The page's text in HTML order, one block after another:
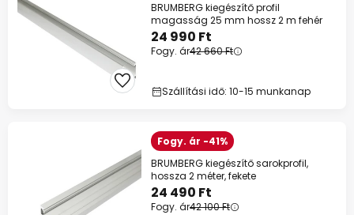
BRUMBERG kiegészítő profil
magasság 25 mm hossz 2 m fehér
24 990 Ft
Fogy. ár42 660 Ft
Szállítási idő: 10-15 munkanap
Fogy. ár -41%
BRUMBERG kiegészítő sarokprofil,
hossza 2 méter, fekete
24 490 Ft
Fogy. ár42 100 Ft